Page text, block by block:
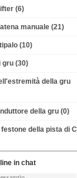
(6)
manuale (21)
(10)
gru (30)
della gru
della gru (0)
della pista di C
in chat